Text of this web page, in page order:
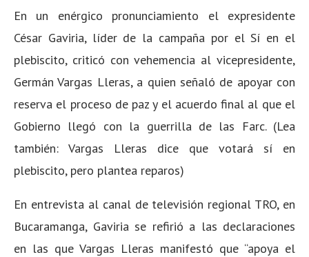
En un enérgico pronunciamiento el expresidente
César Gaviria, líder de la campaña por el Sí en el
plebiscito, criticó con vehemencia al vicepresidente,
Germán Vargas Lleras, a quien señaló de apoyar con
reserva el proceso de paz y el acuerdo final al que el
Gobierno llegó con la guerrilla de las Farc. (Lea
también: Vargas Lleras dice que votará sí en
plebiscito, pero plantea reparos)
En entrevista al canal de televisión regional TRO, en
Bucaramanga, Gaviria se refirió a las declaraciones
en las que Vargas Lleras manifestó que “apoya el